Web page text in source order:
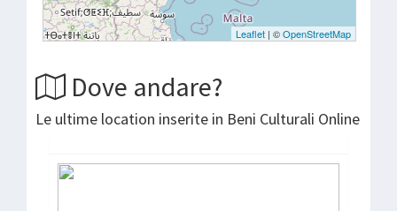
Dove andare?
Le ultime location inserite in Beni Culturali Online